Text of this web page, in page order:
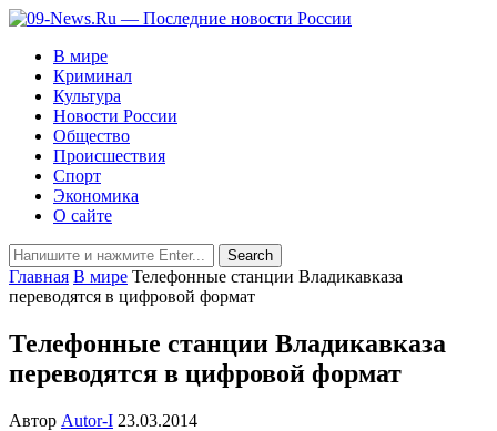
В мире
Криминал
Культура
Новости России
Общество
Происшествия
Спорт
Экономика
О сайте
Главная В мире Телефонные станции Владикавказа
переводятся в цифровой формат
Телефонные станции Владикавказа
переводятся в цифровой формат
Автор Autor-I 23.03.2014